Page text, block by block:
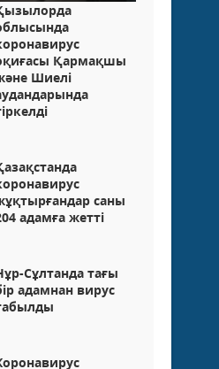
Қармақшы
Шиелі
саны
адамға жетті
Сұлтанда тағы
адамнан вирус